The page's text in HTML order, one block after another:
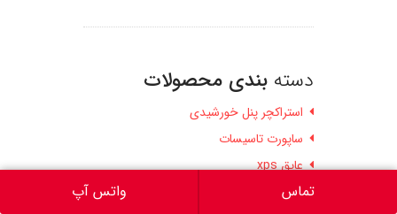
دسته بندی محصولات
استراکچر پنل خورشیدی
ساپورت تاسیسات
عایق xps
عایق الاستومری
تماس واتس آپ